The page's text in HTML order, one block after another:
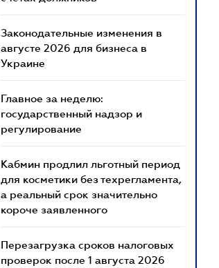
Законодательные изменения в
августе 2026 для бизнеса в
Украине
Главное за неделю:
государственный надзор и
регулирование
Кабмин продлил льготный период
для косметики без техрегламента,
а реальный срок значительно
короче заявленного
Перезагрузка сроков налоговых
проверок после 1 августа 2026